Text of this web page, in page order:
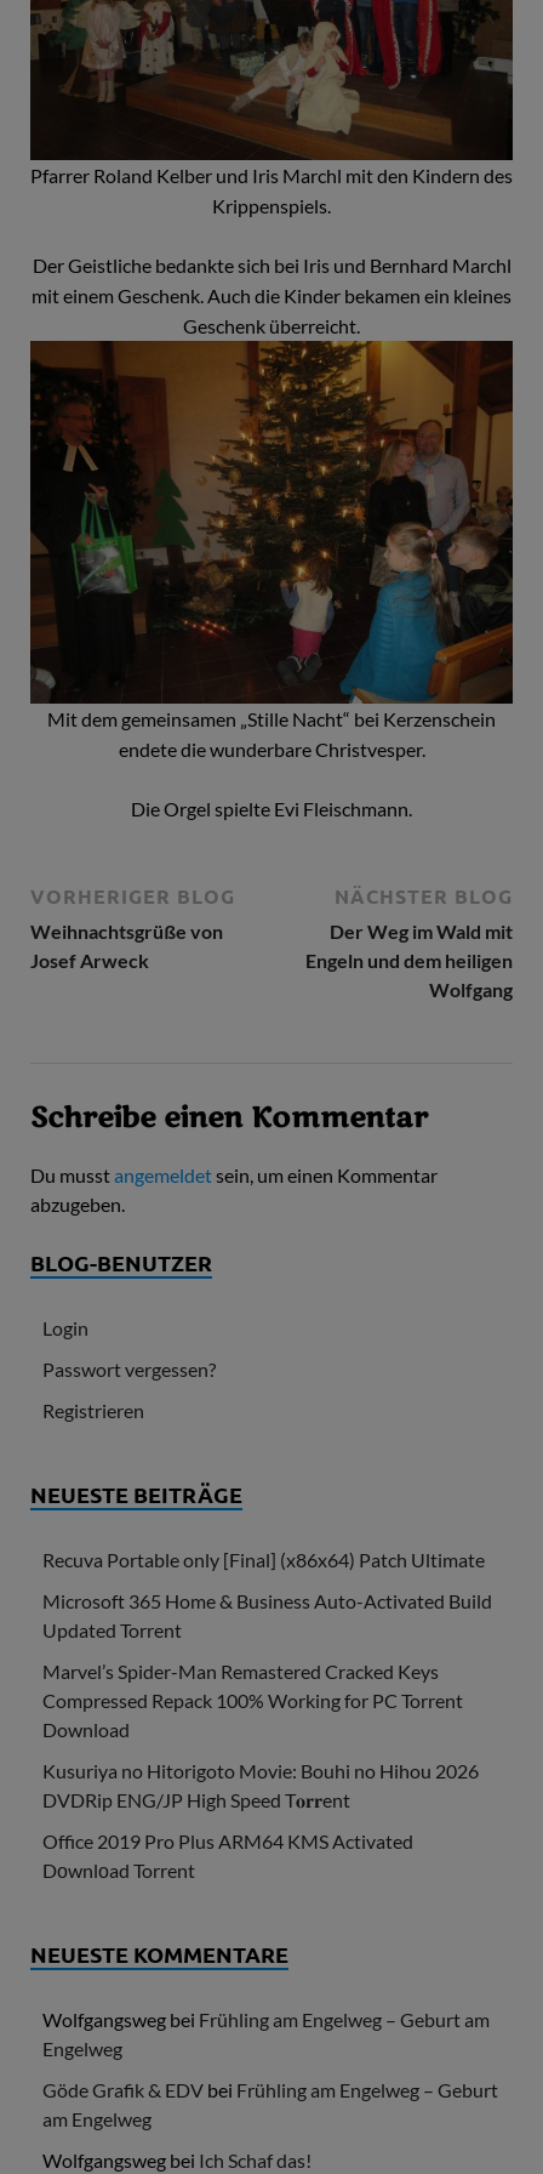
Pfarrer Roland Kelber und Iris Marchl mit den Kindern des
Krippenspiels.
Der Geistliche bedankte sich bei Iris und Bernhard Marchl
mit einem Geschenk. Auch die Kinder bekamen ein kleines
Geschenk überreicht.
Mit dem gemeinsamen „Stille Nacht“ bei Kerzenschein
endete die wunderbare Christvesper.
Die Orgel spielte Evi Fleischmann.
VORHERIGER BLOG
Weihnachtsgrüße von
Josef Arweck
NÄCHSTER BLOG
Der Weg im Wald mit
Engeln und dem heiligen
Wolfgang
Schreibe einen Kommentar
Du musstangemeldetsein, um einen Kommentar
abzugeben.
BLOG-BENUTZER
Login
Passwort vergessen?
Registrieren
NEUESTE BEITRÄGE
Recuva Portable only [Final] (x86x64) Patch Ultimate
Microsoft 365 Home & Business Auto-Activated Build
Updated Torrent
Marvel’s Spider-Man Remastered Cracked Keys
Compressed Repack 100% Working for PC Torrent
Download
Kusuriya no Hitorigoto Movie: Bouhi no Hihou 2026
DVDRip ENG/JP High Speed T𝐨𝐫𝐫ent
Office 2019 Pro Plus ARM64 KMS Activated
Dоwnlоad Torrent
NEUESTE KOMMENTARE
Wolfgangsweg bei Frühling am Engelweg – Geburt am
Engelweg
Göde Grafik & EDV bei Frühling am Engelweg – Geburt
am Engelweg
Wolfgangsweg bei Ich Schaf das!